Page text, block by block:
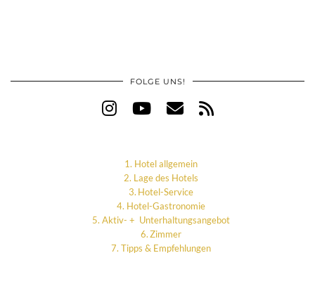
FOLGE UNS!
Hotel allgemein
Lage des Hotels
Hotel-Service
Hotel-Gastronomie
Aktiv- + Unterhaltungsangebot
Zimmer
Tipps & Empfehlungen